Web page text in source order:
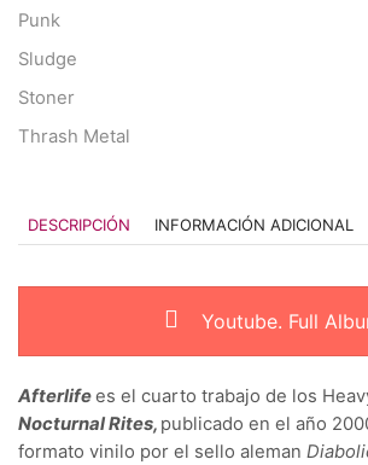
Punk
Sludge
Stoner
Thrash Metal
DESCRIPCIÓN INFORMACIÓN ADICIONAL
Youtube. Full
Afterlifees el cuarto trabajo de los
Nocturnal Rites, publicado en el año
formato vinilo por el sello aleman